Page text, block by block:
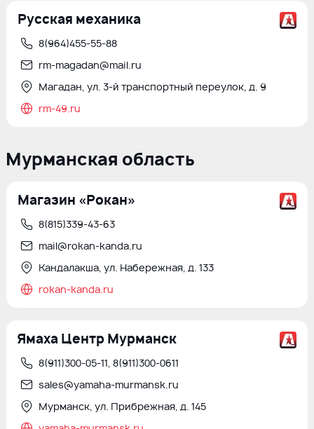
Русская механика
8(964)455-55-88
rm-magadan@mail.ru
Магадан, ул. 3-й транспортный переулок, д. 9
rm-49.ru
Мурманская область
Магазин «Рокан»
8(815)339-43-63
mail@rokan-kanda.ru
Кандалакша, ул. Набережная, д. 133
rokan-kanda.ru
Ямаха Центр Мурманск
8(911)300-05-11, 8(911)300-0611
sales@yamaha-murmansk.ru
Мурманск, ул. Прибрежная, д. 145